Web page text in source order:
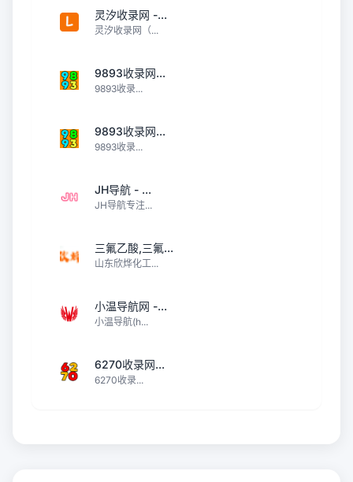
灵汐收录网 -...
灵汐收录网（...
9893收录网...
9893收录...
9893收录网...
9893收录...
JH导航 - ...
JH导航专注...
三氟乙酸,三氟...
山东欣烨化工...
小温导航网 -...
小温导航(h...
6270收录网...
6270收录...